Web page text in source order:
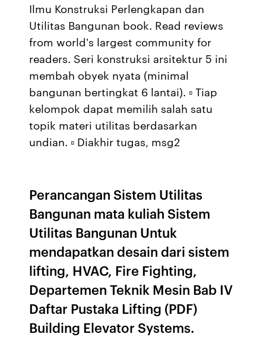
Ilmu Konstruksi Perlengkapan dan
Utilitas Bangunan book. Read reviews
from world's largest community for
readers. Seri konstruksi arsitektur 5 ini
membah obyek nyata (minimal
bangunan bertingkat 6 lantai). ▫ Tiap
kelompok dapat memilih salah satu
topik materi utilitas berdasarkan
undian. ▫ Diakhir tugas, msg2
Perancangan Sistem Utilitas
Bangunan mata kuliah Sistem
Utilitas Bangunan Untuk
mendapatkan desain dari sistem
lifting, HVAC, Fire Fighting,
Departemen Teknik Mesin Bab IV
Daftar Pustaka Lifting (PDF)
Building Elevator Systems.